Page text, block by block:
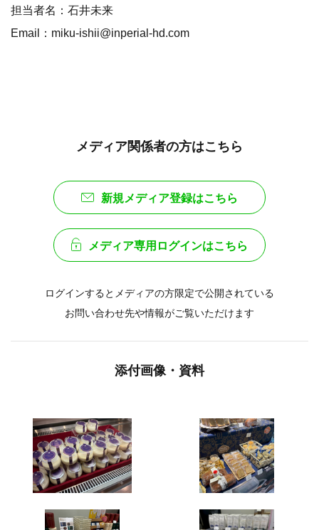
担当者名：石井未来
Email：miku-ishii@inperial-hd.com
メディア関係者の方はこちら
新規メディア登録はこちら
メディア専用ログインはこちら
ログインするとメディアの方限定で公開されている
お問い合わせ先や情報がご覧いただけます
添付画像・資料